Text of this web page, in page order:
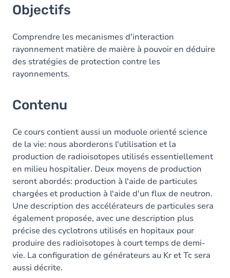
Objectifs
Comprendre les mecanismes d'interaction
rayonnement matière de maière à pouvoir en déduire
des stratégies de protection contre les
rayonnements.
Contenu
Ce cours contient aussi un moduole orienté science
de la vie: nous aborderons l'utilisation et la
production de radioisotopes utilisés essentiellement
en milieu hospitalier. Deux moyens de production
seront abordés: production à l'aide de particules
chargées et production à l'aide d'un flux de neutron.
Une description des accélérateurs de particules sera
également proposée, avec une description plus
précise des cyclotrons utilisés en hopitaux pour
produire des radioisotopes à court temps de demi-
vie. La configuration de générateurs au Kr et Tc sera
aussi décrite.